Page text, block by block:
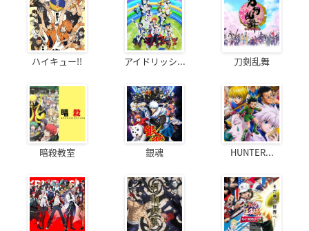
ハイキュー!! アイドリッシ... 刀剣乱舞
暗殺教室 銀魂 HUNTER...